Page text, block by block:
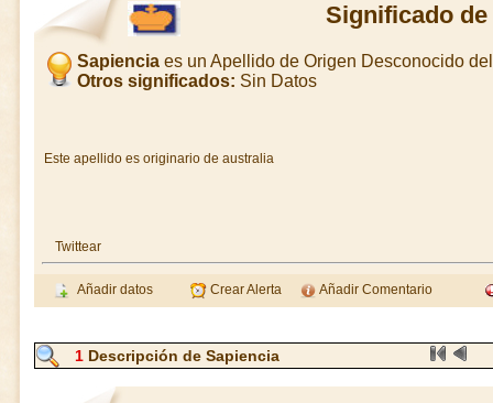
Significado
Sapienciaes un Apellido de Origen Desconocido
Otros significados: Sin Datos
Este apellido es originario de australia
Twittear
Añadir datos Crear Alerta Añadir Comentario
1 Descripción de Sapiencia